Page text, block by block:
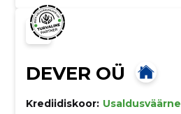
DEVER OÜ
Krediidiskoor: Usaldusväärne